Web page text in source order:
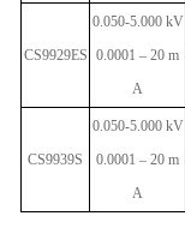
CS9929ES
0.050-5.000 kV
0.0001 – 20 m
A
CS9939S
0.050-5.000 kV
0.0001 – 20 m
A